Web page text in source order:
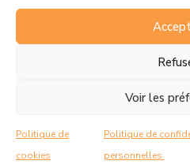
Voir les
Politique de
cookies
Politique de
personnelles
mairie de Rousset. En savoir
Politique de